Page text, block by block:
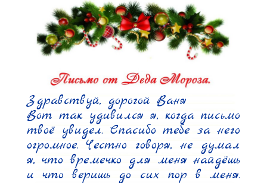
Здравствуй, дорогой Ваня
Вот так удивился я, когда письмо
твоё увидел. Спасибо тебе за него
огромное. Честно говоря, не думал
я, что времечко для меня найдёшь
и что веришь до сих пор в меня.